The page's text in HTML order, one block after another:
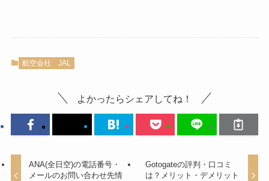
航空会社 JAL
よかったらシェアしてね！
ANA(全日空)の電話番号・
メールのお問い合わせ先情
Gotogateの評判・口コミ
は？メリット・デメリット